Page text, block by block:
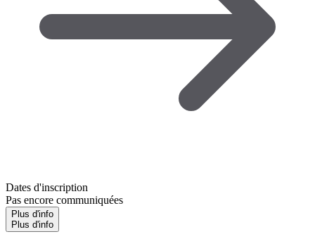
Dates d'inscription
Pas encore communiquées
Plus d'info
Plus d'info